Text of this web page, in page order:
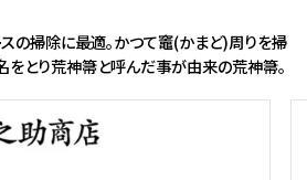
の掃除に最適。かつて竈(かまど)周りを掃
をとり荒神箒と呼んだ事が由来の荒神箒。